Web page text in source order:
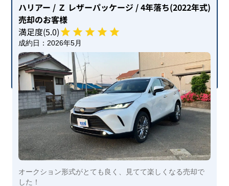
ハリアー / Ｚ レザーパッケージ / 4年落ち(2022年式)
売却のお客様
満足度(5.0)
成約日： 2026年5月
オークション形式がとても良く、見てて楽しくなる売却で
した！